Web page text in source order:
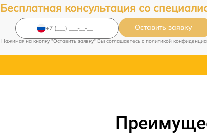
Бесплатная консультация со
Оставить заявку
Нажимая на кнопку "Оставить заявку" Вы соглашаетесь c политикой